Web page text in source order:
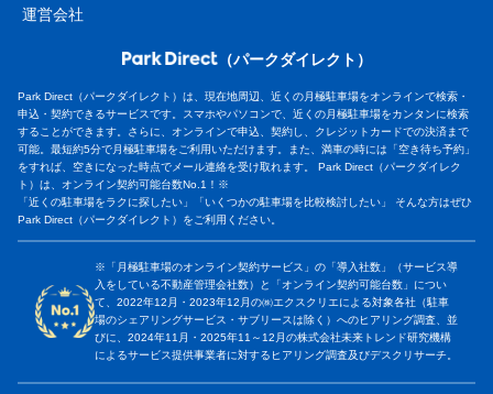
運営会社
（パークダイレクト）
Park Direct（パークダイレクト）は、現在地周辺、近くの月極駐車場をオンラインで検索・
申込・契約できるサービスです。スマホやパソコンで、近くの月極駐車場をカンタンに検索
することができます。さらに、オンラインで申込、契約し、クレジットカードでの決済まで
可能。最短約5分で月極駐車場をご利用いただけます。また、満車の時には「空き待ち予約」
をすれば、空きになった時点でメール連絡を受け取れます。 Park Direct（パークダイレク
ト）は、オンライン契約可能台数No.1！※
「近くの駐車場をラクに探したい」「いくつかの駐車場を比較検討したい」 そんな方はぜひ
Park Direct（パークダイレクト）をご利用ください。
※「月極駐車場のオンライン契約サービス」の「導入社数」（サービス導
入をしている不動産管理会社数）と「オンライン契約可能台数」につい
て、2022年12月・2023年12月の㈱エクスクリエによる対象各社（駐車
場のシェアリングサービス・サブリースは除く）へのヒアリング調査、並
びに、2024年11月・2025年11～12月の株式会社未来トレンド研究機構
によるサービス提供事業者に対するヒアリング調査及びデスクリサーチ。